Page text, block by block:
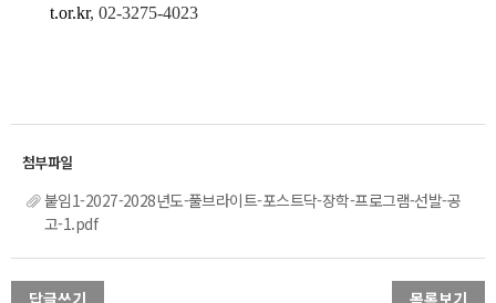
t.or.kr, 02-3275-4023
붙임1-2027-2028년도-풀브라이트-포스트닥-장학-프로그램-선발-공
고-1.pdf
답글쓰기 목록보기